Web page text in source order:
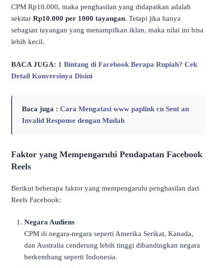
CPM Rp10.000, maka penghasilan yang didapatkan adalah
sekitar Rp10.000 per 1000 tayangan. Tetapi jika hanya
sebagian tayangan yang menampilkan iklan, maka nilai ini bisa
lebih kecil.
BACA JUGA: 1 Bintang di Facebook Berapa Rupiah? Cek
Detail Konversinya Disini
Baca juga : Cara Mengatasi www paplink cn Sent an
Invalid Response dengan Mudah
Faktor yang Mempengaruhi Pendapatan Facebook
Reels
Berikut beberapa faktor yang mempengaruhi penghasilan dari
Reels Facebook:
Negara Audiens
CPM di negara-negara seperti Amerika Serikat, Kanada,
dan Australia cenderung lebih tinggi dibandingkan negara
berkembang seperti Indonesia.